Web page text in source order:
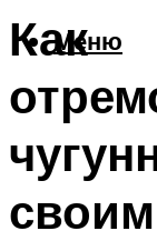
Меню
Как